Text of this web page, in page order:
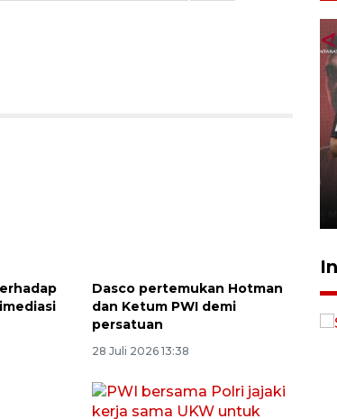
Dasco pertemukan Hotman
dan Ketum PWI demi
persatuan
28 Juli 2026 13:38